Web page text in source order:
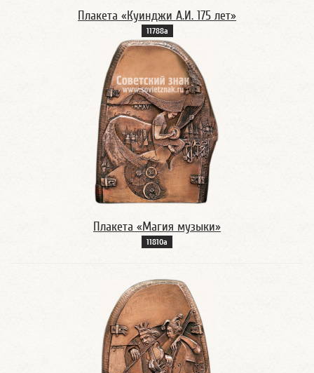
Плакета «Куинджи А.И. 175 лет»
11788а
Плакета «Магия музыки»
11810а